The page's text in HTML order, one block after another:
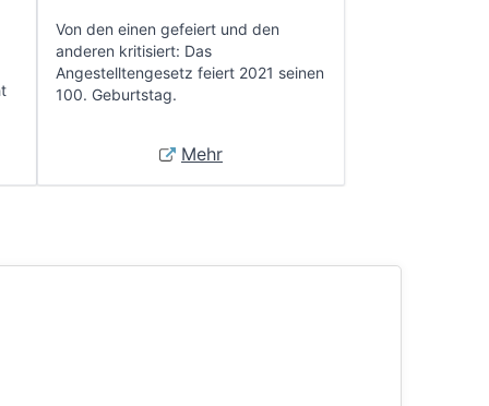
Von den einen gefeiert und den
anderen kritisiert: Das
Angestelltengesetz feiert 2021 seinen
100. Geburtstag.
Mehr